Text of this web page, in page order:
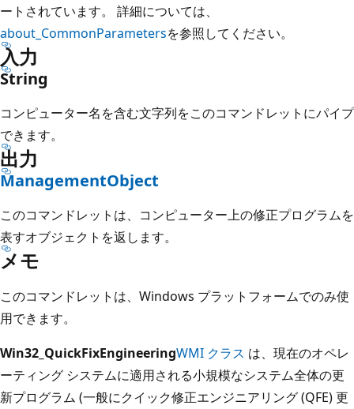
ートされています。 詳細については、
about_CommonParametersを参照してください。
入力
String
コンピューター名を含む文字列をこのコマンドレットにパイプ
できます。
出力
ManagementObject
このコマンドレットは、コンピューター上の修正プログラムを
表すオブジェクトを返します。
メモ
このコマンドレットは、Windows プラットフォームでのみ使
用できます。
Win32_QuickFixEngineeringWMI クラス は、現在のオペレ
ーティング システムに適用される小規模なシステム全体の更
新プログラム (一般にクイック修正エンジニアリング (QFE) 更